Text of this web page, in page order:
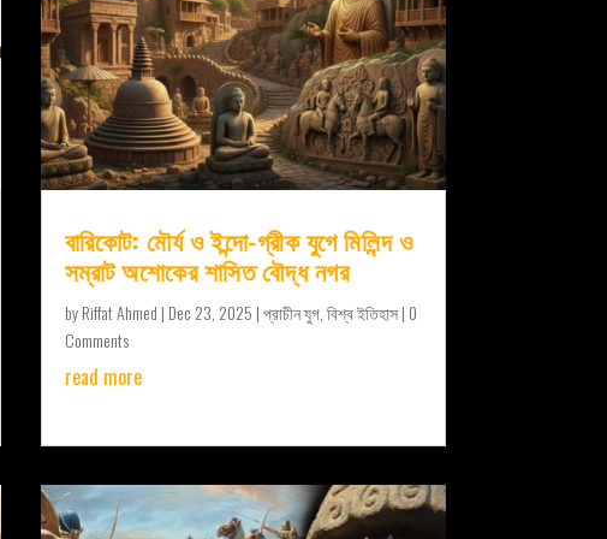
বারিকোট: মৌর্য ও ইন্দো-গ্রীক যুগে মিলিন্দ ও
সম্রাট অশোকের শাসিত বৌদ্ধ নগর
byRiffat Ahmed | Dec 23, 2025 |প্রাচীন যুগ, বিশ্ব ইতিহাস| 0
Comments
read more